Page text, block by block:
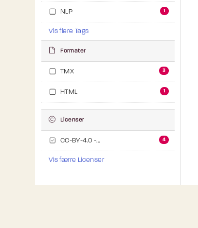
NLP 1
Vis flere Tags
Formater
TMX 3
HTML 1
Licenser
CC-BY-4.0 -... 4
Vis færre Licenser